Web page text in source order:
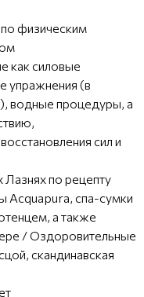
физическим
как силовые
упражнения (в
водные процедуры, а
сил и
Лазнях по рецепту
Acquapura, спа-сумки
а также
/ Оздоровительные
скандинавская